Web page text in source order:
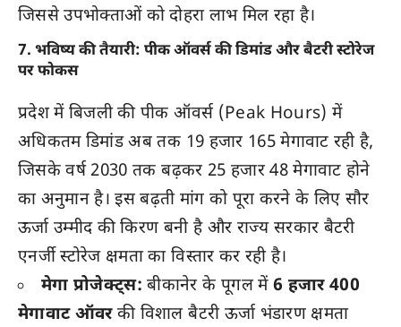
जिससे उपभोक्ताओं को दोहरा लाभ मिल रहा है।
7. भविष्य की तैयारी: पीक ऑवर्स की डिमांड और बैटरी स्टोरेज
पर फोकस
प्रदेश में बिजली की पीक ऑवर्स (Peak Hours) में
अधिकतम डिमांड अब तक 19 हजार 165 मेगावाट रही है,
जिसके वर्ष 2030 तक बढ़कर 25 हजार 48 मेगावाट होने
का अनुमान है। इस बढ़ती मांग को पूरा करने के लिए सौर
ऊर्जा उम्मीद की किरण बनी है और राज्य सरकार बैटरी
एनर्जी स्टोरेज क्षमता का विस्तार कर रही है।
मेगा प्रोजेक्ट्स: बीकानेर के पूगल में 6 हजार 400
मेगावाट ऑवरकी विशाल बैटरी ऊर्जा भंडारण क्षमता